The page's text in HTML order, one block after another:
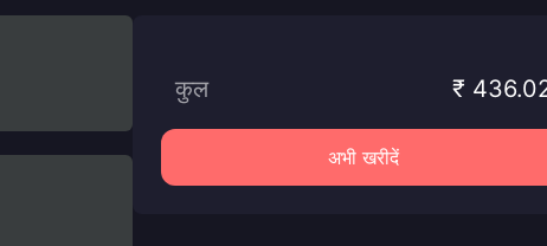
कुल ₹
अभी खरीदें